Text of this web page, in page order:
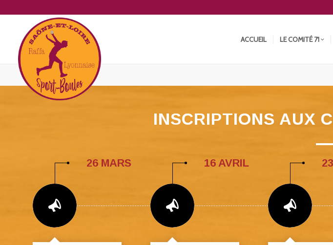
ACCUEIL LE COMITÉ 71
INSCRIPTIONS AUX
26 MARS 16 AVRIL